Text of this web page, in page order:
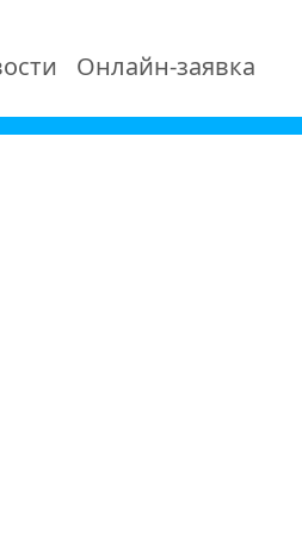
Онлайн-заявка